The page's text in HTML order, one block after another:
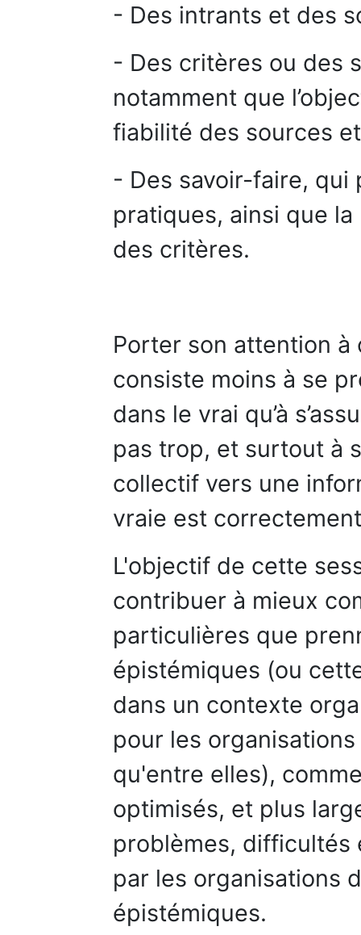
- Des intrants et des
- Des critères ou des
notamment que
fiabilité des sources
- Des savoir-faire,
pratiques, ainsi que
des critères.
Porter son attention
consiste moins à se
dans le vrai qu’à
pas trop, et surtout à
collectif vers une
vraie est
L'objectif de cette
contribuer à mieux
particulières que
épistémiques (ou
dans un contexte
pour les
qu'entre elles),
optimisés, et plus
problèmes, difficultés
par les organisations
épistémiques.